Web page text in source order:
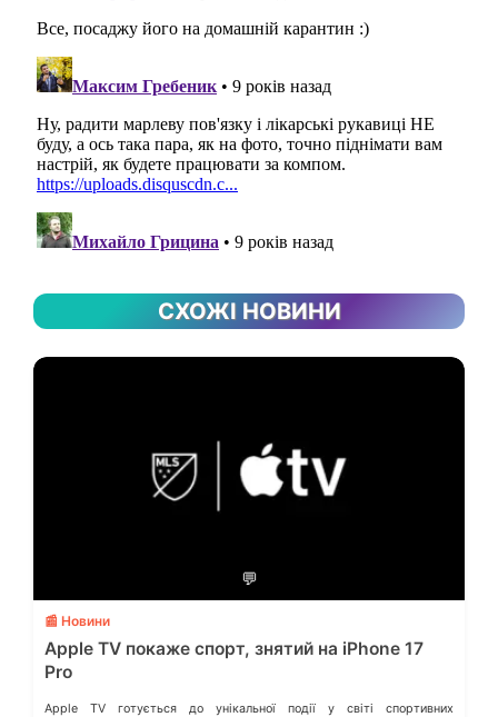
СХОЖІ НОВИНИ
💬
📰 Новини
Apple TV покаже спорт, знятий на iPhone 17
Pro
Apple TV готується до унікальної події у світі спортивних